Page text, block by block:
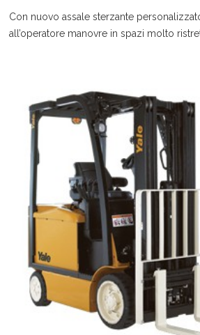
Con nuovo assale sterzante
all’operatore manovre in spazi molto